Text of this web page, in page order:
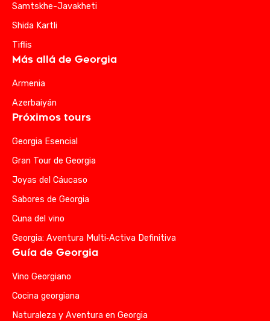
Samtskhe-Javakheti
Shida Kartli
Tiflis
Más allá de Georgia
Armenia
Azerbaiyán
Próximos tours
Georgia Esencial
Gran Tour de Georgia
Joyas del Cáucaso
Sabores de Georgia
Cuna del vino
Georgia: Aventura Multi‑Activa Definitiva
Guía de Georgia
Vino Georgiano
Cocina georgiana
Naturaleza y Aventura en Georgia